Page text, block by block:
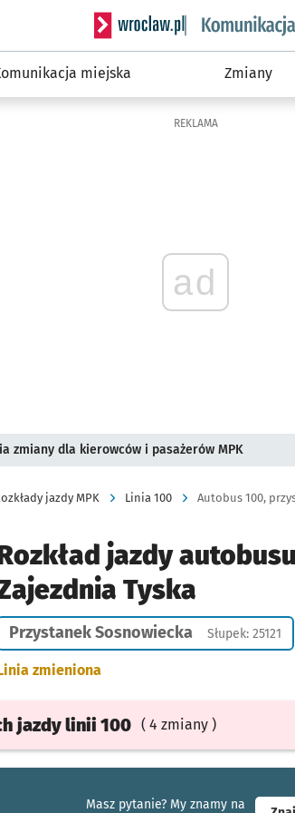
Serwis informacyjny
miejska Zmiany
REKLAMA
ad
zmiany dla kierowców i pasażerów MPK
jazdy MPK Linia 100 Autobus 100,
jazdy
Tyska
Przystanek Sosnowiecka Słupek: 25121
zmieniona
jazdylinii 100 ( 4 zmiany )
Masz pytanie? My znamy na